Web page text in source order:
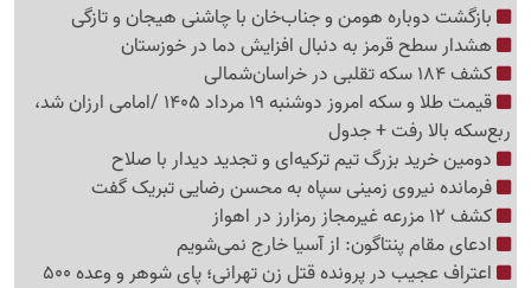
بازگشت دوباره هومن و جناب‌خان با چاشنی هیجان و تازگی
هشدار سطح قرمز به دنبال افزایش دما در خوزستان
کشف 184 سکه تقلبی در خراسان‌شمالی
قیمت طلا و سکه امروز دوشنبه 19 مرداد 1405 /امامی ارزان شد،
ربع‌سکه بالا رفت + جدول
دومین خرید بزرگ تیم ترکیه‌ای و تجدید دیدار با صلاح
فرمانده نیروی زمینی سپاه به محسن رضایی تبریک گفت
کشف 12 مزرعه غیرمجاز رمزارز در اهواز
ادعای مقام پنتاگون: از آسیا خارج نمی‌شویم
اعتراف عجیب در پرونده قتل زن تهرانی؛ پای شوهر و وعده 500